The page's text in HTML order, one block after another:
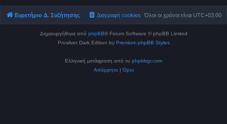
Ευρετήριο Δ. Συζήτησης Όλοι οι χρόνοι είναι UTC+03:00
Διαγραφή cookies
Δημιουργήθηκε από phpBB® Forum Software © phpBB Limited
Prosilver Dark Edition by Premium phpBB Styles
Ελληνική μετάφραση από το phpbbgr.com
Απόρρητο |Όροι